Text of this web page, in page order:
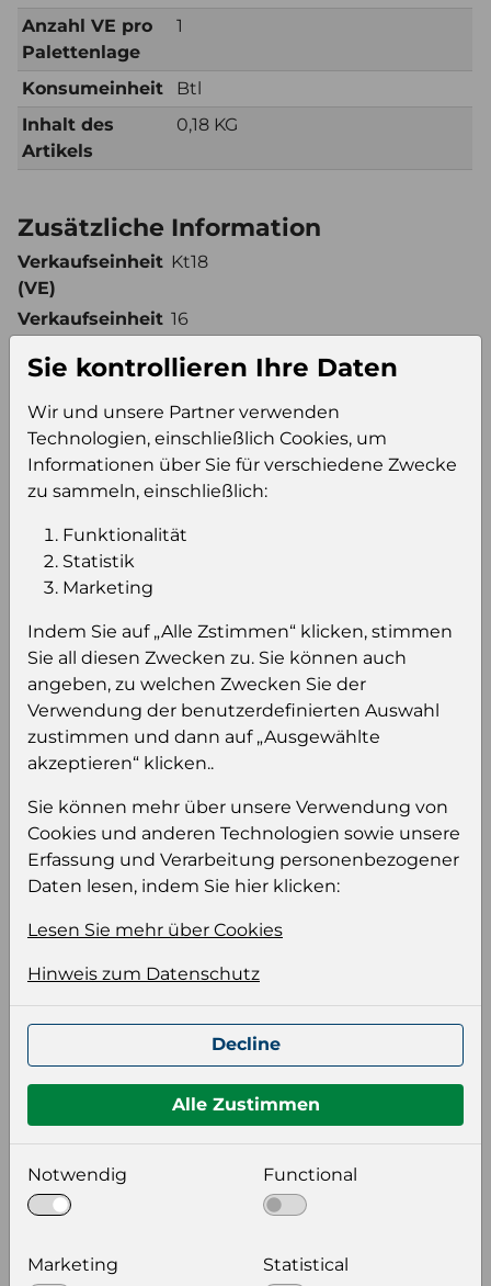
Anzahl VE pro
Palettenlage
1
Konsumeinheit
Btl
Inhalt des
Artikels
0,18 KG
Zusätzliche Information
Verkaufseinheit
(VE)
Kt18
Verkaufseinheit 16
Konsumeinheit
Btl
Stückzahl pro
Palette
288
Einloggen um den Preis zu
Sie müssen eingeloggt sein, um Preise zu
Einloggen Anmeldung für B2B Konto
Produktinformation
Wählen Sie eine Sprache und ein Format für
Ihre Produktdatei aus
Bildeinstellungen
wählen Sie eine Auflösung für Ihr Bild aus
Bildauflösung
Zusätzliche Produktinformationen
Sie kontrollieren Ihre Daten
Wir und unsere Partner verwenden
Technologien, einschließlich Cookies, um
Informationen über Sie für verschiedene Zwecke
zu sammeln, einschließlich:
Funktionalität
Statistik
Marketing
Indem Sie auf „Alle Zstimmen“ klicken, stimmen
Sie all diesen Zwecken zu. Sie können auch
angeben, zu welchen Zwecken Sie der
Verwendung der benutzerdefinierten Auswahl
zustimmen und dann auf „Ausgewählte
akzeptieren“ klicken..
Sie können mehr über unsere Verwendung von
Cookies und anderen Technologien sowie unsere
Erfassung und Verarbeitung personenbezogener
Daten lesen, indem Sie hier klicken:
Lesen Sie mehr über Cookies
Hinweis zum Datenschutz
Decline
Alle Zustimmen
Notwendig Functional
Marketing Statistical